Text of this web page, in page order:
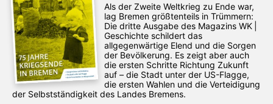
Als der Zweite Weltkrieg zu Ende war,
lag Bremen größtenteils in Trümmern:
Die dritte Ausgabe des ­Magazins WK |
Geschichte schildert das
allgegenwärtige Elend und die Sorgen
der Bevölkerung. Es zeigt aber auch
die ersten Schritte Richtung Zukunft
auf – die Stadt unter der US-Flagge,
die ersten Wahlen und die Verteidigung
der Selbstständigkeit des Landes Bremens.